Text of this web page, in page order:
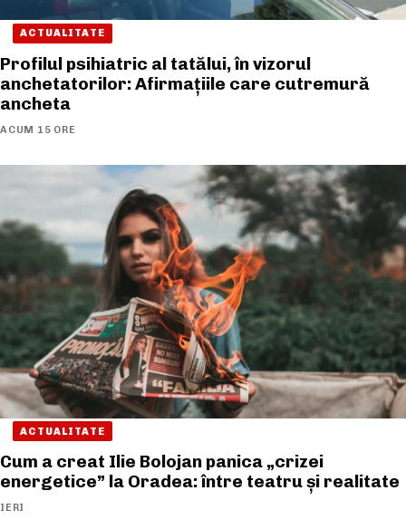
ACTUALITATE
Profilul psihiatric al tatălui, în vizorul
anchetatorilor: Afirmațiile care cutremură
ancheta
ACUM 15 ORE
ACTUALITATE
Cum a creat Ilie Bolojan panica „crizei
energetice” la Oradea: între teatru și realitate
IERI